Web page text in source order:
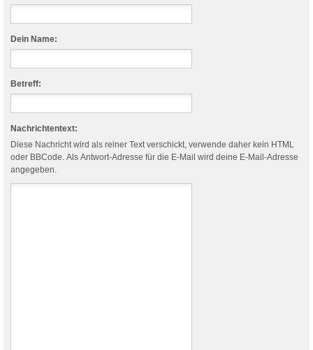
Dein Name:
Betreff:
Nachrichtentext:
Diese Nachricht wird als reiner Text verschickt, verwende daher kein HTML
oder BBCode. Als Antwort-Adresse für die E-Mail wird deine E-Mail-Adresse
angegeben.